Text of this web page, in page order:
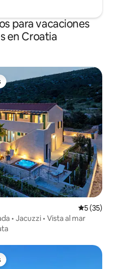
para vacaciones
en Croatia
5 (35)
• Jacuzzi • Vista al mar